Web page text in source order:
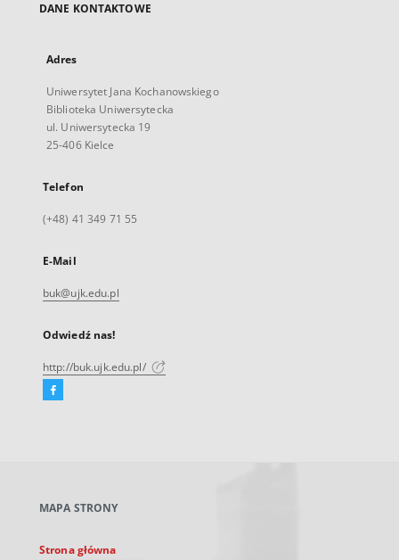
DANE KONTAKTOWE
Adres
Uniwersytet Jana Kochanowskiego
Biblioteka Uniwersytecka
ul. Uniwersytecka 19
25-406 Kielce
Telefon
(+48) 41 349 71 55
E-Mail
buk@ujk.edu.pl
Odwiedź nas!
http://buk.ujk.edu.pl/
Facebook
karcie
MAPA STRONY
Strona główna